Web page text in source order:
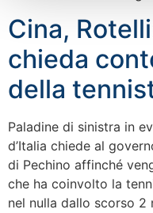
Cina,
chieda
della
Paladine di sinistra in
d’Italia chiede al
di Pechino affinché
che ha coinvolto la
nel nulla dallo scorso